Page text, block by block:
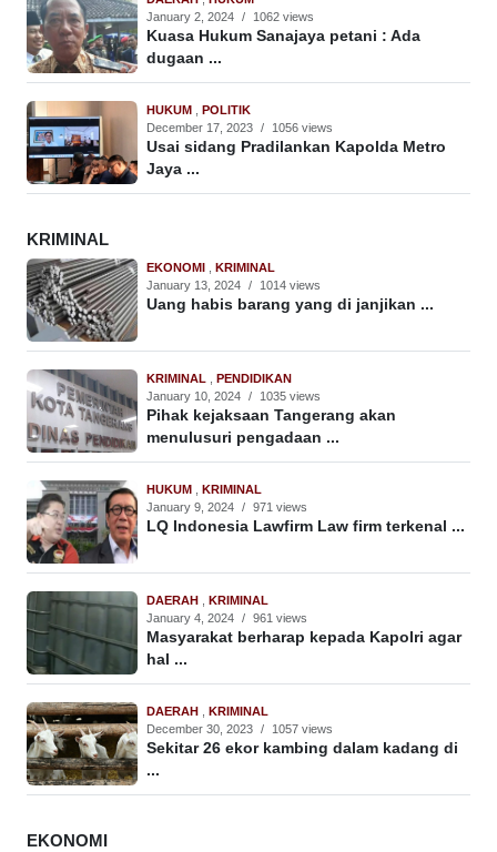
January 2, 2024 / 1062 views
Kuasa Hukum Sanajaya petani : Ada
dugaan ...
HUKUM , POLITIK
December 17, 2023 / 1056 views
Usai sidang Pradilankan Kapolda Metro
Jaya ...
KRIMINAL
EKONOMI , KRIMINAL
January 13, 2024 / 1014 views
Uang habis barang yang di janjikan ...
KRIMINAL , PENDIDIKAN
January 10, 2024 / 1035 views
Pihak kejaksaan Tangerang akan
menulusuri pengadaan ...
HUKUM , KRIMINAL
January 9, 2024 / 971 views
LQ Indonesia Lawfirm Law firm terkenal ...
DAERAH , KRIMINAL
January 4, 2024 / 961 views
Masyarakat berharap kepada Kapolri agar
hal ...
DAERAH , KRIMINAL
December 30, 2023 / 1057 views
Sekitar 26 ekor kambing dalam kadang di
...
EKONOMI